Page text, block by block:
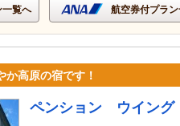
一覧へ 航空券付プラ
か高原の宿です！
ペンション ウイング